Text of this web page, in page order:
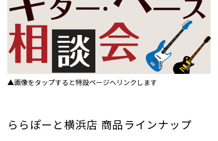
▲画像をタップすると特設ページへリンクします
ららぽーと横浜店 商品ラインナップ